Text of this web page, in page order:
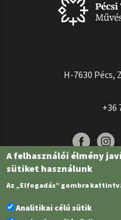
H-7630 Pécs,
+36
A felhasználói élmény
sütiket használunk
Az „Elfogadás” gombra
Analitikai célú sütik